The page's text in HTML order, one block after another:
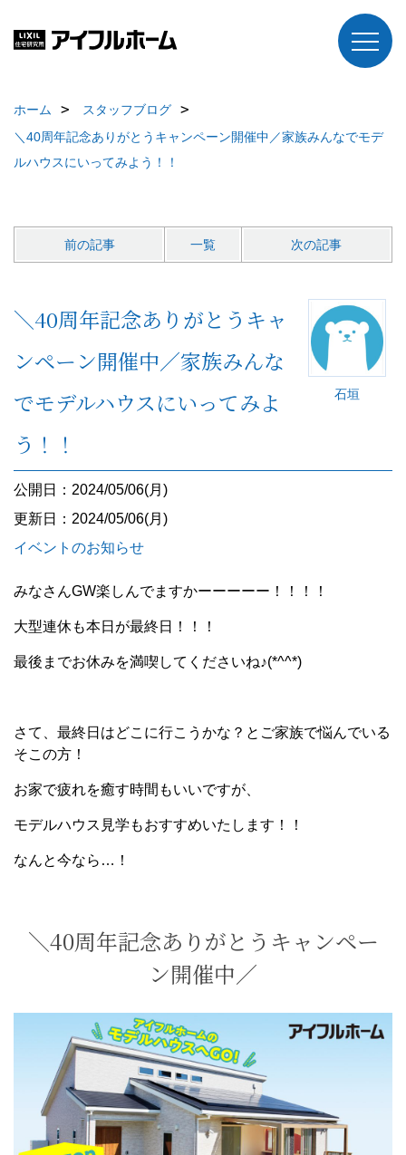
ホーム
スタッフブログ
＼40周年記念ありがとうキャンペーン開催中／家族みんなでモデ
ルハウスにいってみよう！！
前の記事 一覧 次の記事
石垣
＼40周年記念ありがとうキャ
ンペーン開催中／家族みんな
でモデルハウスにいってみよ
う！！
公開日：2024/05/06(月)
更新日：2024/05/06(月)
イベントのお知らせ
みなさんGW楽しんでますかーーーーー！！！！
大型連休も本日が最終日！！！
最後までお休みを満喫してくださいね♪(*^^*)
さて、最終日はどこに行こうかな？とご家族で悩んでいる
そこの方！
お家で疲れを癒す時間もいいですが、
モデルハウス見学もおすすめいたします！！
なんと今なら…！
＼40周年記念ありがとうキャンペー
ン開催中／